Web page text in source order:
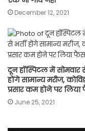
December 12, 2021
दून हॉस्पिटल में सोमवार
होंगे सामान्य मरीज,
प्रसार कम होने पर
June 25, 2021